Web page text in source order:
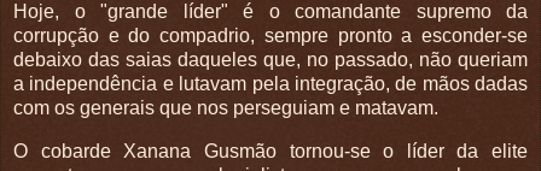
Hoje, o "grande líder" é o comandante supremo da
corrupção e do compadrio, sempre pronto a esconder-se
debaixo das saias daqueles que, no passado, não queriam
a independência e lutavam pela integração, de mãos dadas
com os generais que nos perseguiam e matavam.
O cobarde Xanana Gusmão tornou-se o líder da elite